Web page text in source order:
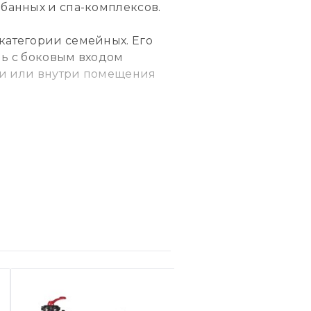
и спа-комплексов.
семейных. Его
с боковым входом
или внутри помещения
он также позволяет
который не подвержен